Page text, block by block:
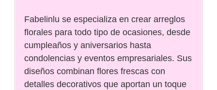
Fabelinlu se especializa en crear arreglos
florales para todo tipo de ocasiones, desde
cumpleaños y aniversarios hasta
condolencias y eventos empresariales. Sus
diseños combinan flores frescas con
detalles decorativos que aportan un toque